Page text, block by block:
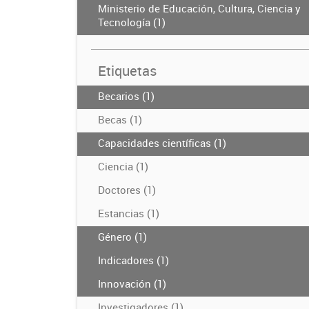
Ministerio de Educación, Cultura, Ciencia y
Tecnología (1)
Etiquetas
Becarios (1)
Becas (1)
Capacidades científicas (1)
Ciencia (1)
Doctores (1)
Estancias (1)
Género (1)
Indicadores (1)
Innovación (1)